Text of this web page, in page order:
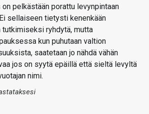
pelkästään porattu levynpintaan
sellaiseen tietysti kenenkään
tutkimiseksi ryhdytä, mutta
kun puhutaan valtion
saatetaan jo nähdä vähän
jos on syytä epäillä että sieltä levyltä
nimi.